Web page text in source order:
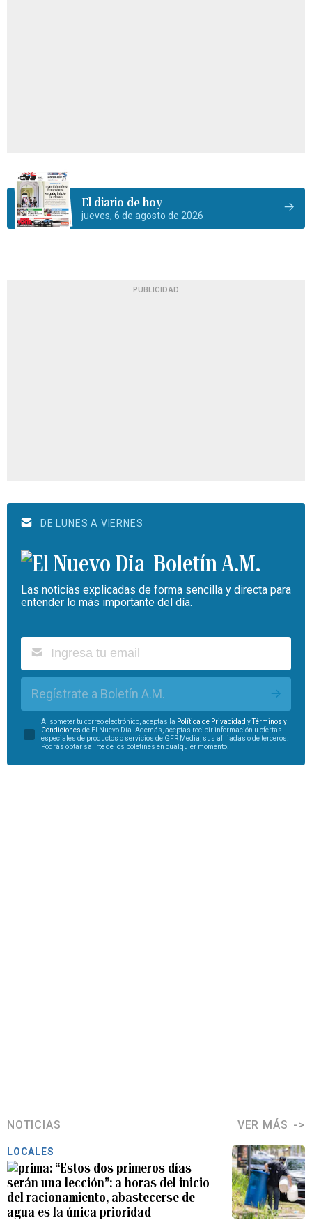
El diario de hoy
jueves, 6 de agosto de 2026
PUBLICIDAD
DE LUNES A VIERNES
Boletín A.M.
Las noticias explicadas de forma sencilla y directa para
entender lo más importante del día.
Regístrate a Boletín A.M.
Al someter tu correo electrónico, aceptas la Política de Privacidad yTérminos y
Condiciones de El Nuevo Día. Además, aceptas recibir información u ofertas
especiales de productos o servicios de GFR Media, sus afiliadas o de terceros.
Podrás optar salirte de los boletines en cualquier momento.
NOTICIAS VER MÁS
LOCALES
“Estos dos primeros días
serán una lección”: a horas del inicio
del racionamiento, abastecerse de
agua es la única prioridad